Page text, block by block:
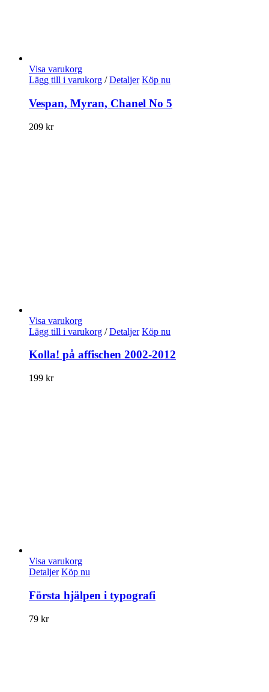
Visa varukorg
Lägg till i varukorg / Detaljer Köp nu
Vespan, Myran, Chanel No 5
209 kr
Visa varukorg
Lägg till i varukorg / Detaljer Köp nu
Kolla! på affischen 2002-2012
199 kr
Visa varukorg
Detaljer Köp nu
Första hjälpen i typografi
79 kr